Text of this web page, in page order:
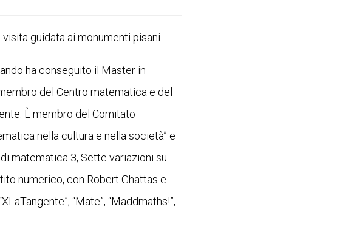
guidata ai monumenti pisani.
ha conseguito il Master in
del Centro matematica e del
È membro del Comitato
nella cultura e nella società” e
matematica 3, Sette variazioni su
numerico, con Robert Ghattas e
“Mate”, “Maddmaths!”,